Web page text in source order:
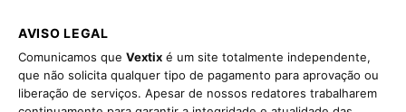
AVISO LEGAL
Comunicamos que Vextix é um site totalmente independente,
que não solicita qualquer tipo de pagamento para aprovação ou
liberação de serviços. Apesar de nossos redatores trabalharem